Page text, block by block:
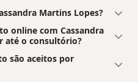
Martins Lopes?
online com Cassandra
até o consultório?
são aceitos por